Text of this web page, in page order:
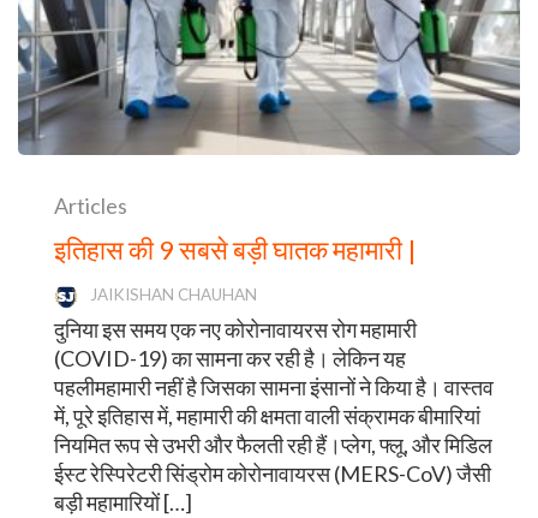
Articles
इतिहास की 9 सबसे बड़ी घातक महामारी |
JAIKISHAN CHAUHAN
दुनिया इस समय एक नए कोरोनावायरस रोग महामारी
(COVID-19) का सामना कर रही है। लेकिन यह
पहलीमहामारी नहीं है जिसका सामना इंसानों ने किया है। वास्तव
में, पूरे इतिहास में, महामारी की क्षमता वाली संक्रामक बीमारियां
नियमित रूप से उभरी और फैलती रही हैं।प्लेग, फ्लू, और मिडिल
ईस्ट रेस्पिरेटरी सिंड्रोम कोरोनावायरस (MERS-CoV) जैसी
बड़ी महामारियों […]